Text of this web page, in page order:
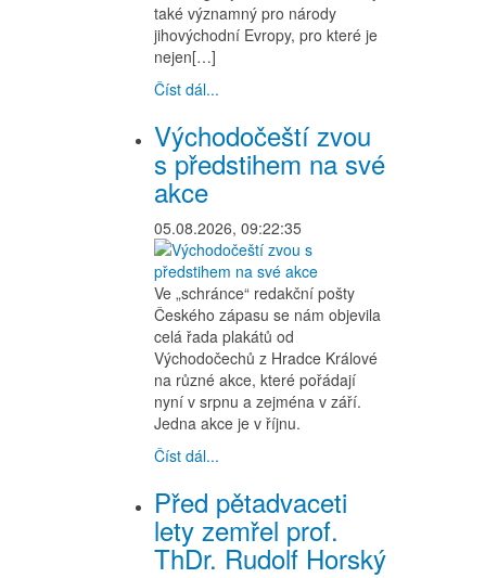
také významný pro národy
jihovýchodní Evropy, pro které je
nejen[…]
Číst dál...
Východočeští zvou
s předstihem na své
akce
05.08.2026, 09:22:35
Ve „schránce“ redakční pošty
Českého zápasu se nám objevila
celá řada plakátů od
Východočechů z Hradce Králové
na různé akce, které pořádají
nyní v srpnu a zejména v září.
Jedna akce je v říjnu.
Číst dál...
Před pětadvaceti
lety zemřel prof.
ThDr. Rudolf Horský